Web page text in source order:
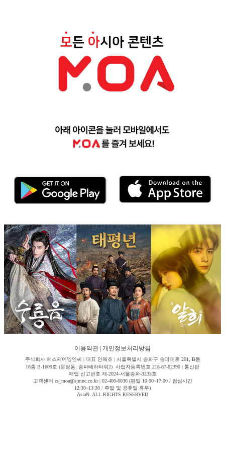
이용약관 개인정보처리방침
주식회사 에스제이엠엔씨 | 대표 안해조 | 서울특별시 송파구 송파대로 201, B동
16층 B-1609호 (문정동, 송파테라타워2) 사업자등록번호 218-87-02390 | 통신판
매업 신고번호 제-2024-서울송파-3233호
고객센터 cs_moa@sjmnc.co.kr | 02-400-6036 (평일 10:00~17:00 / 점심시간
12:30~13:30 / 주말 및 공휴일 휴무)
AsiaN. ALL RIGHTS RESERVED